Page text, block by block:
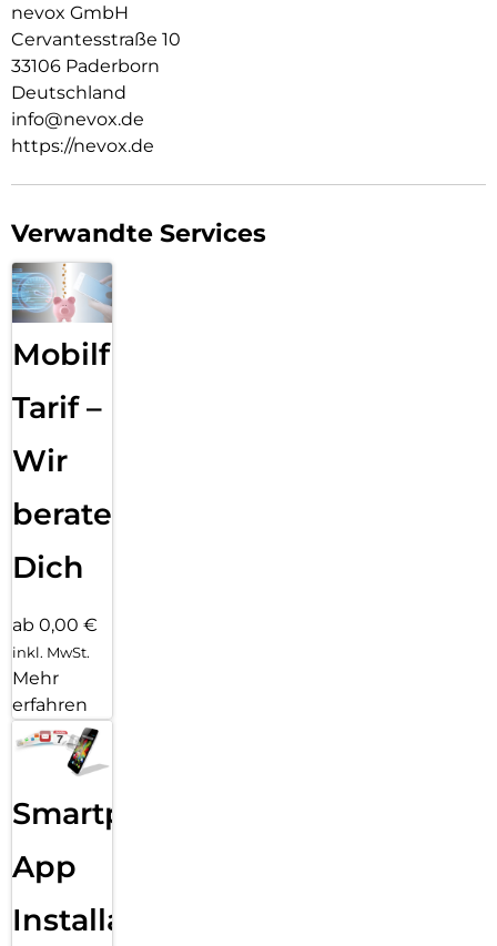
nevox GmbH
Cervantesstraße 10
33106 Paderborn
Deutschland
info@nevox.de
https://nevox.de
Verwandte Services
Mobilfunk
Tarif –
Wir
beraten
Dich
ab 0,00 €
inkl. MwSt.
Mehr
erfahren
Smartphone
App
Installation